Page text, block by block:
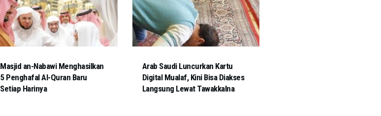
Masjid an-Nabawi Menghasilkan
5 Penghafal Al-Quran Baru
Setiap Harinya
Arab Saudi Luncurkan Kartu
Digital Mualaf, Kini Bisa Diakses
Langsung Lewat Tawakkalna